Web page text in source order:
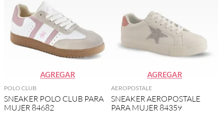
AGREGAR
POLO CLUB
SNEAKER POLO CLUB PARA
MUJER 84682
AGREGAR
AEROPOSTALE
SNEAKER AEROPOSTALE
PARA MUJER 84359